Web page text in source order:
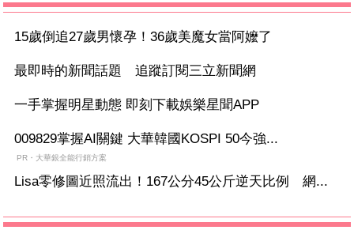
15歲倒追27歲男懷孕！36歲美魔女當阿嬤了
最即時的新聞話題 追蹤訂閱三立新聞網
一手掌握明星動態 即刻下載娛樂星聞APP
009829掌握AI關鍵 大華韓國KOSPI 50今強...
PR・大華銀全能行銷方案
Lisa零修圖近照流出！167公分45公斤逆天比例 網...